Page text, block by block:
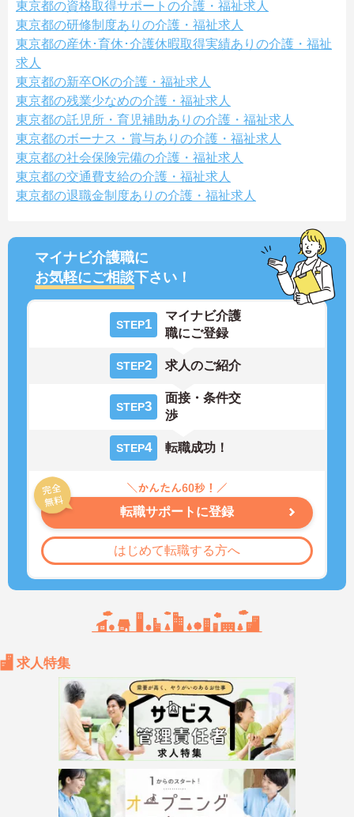
東京都の資格取得サポートの介護・福祉求人
東京都の研修制度ありの介護・福祉求人
東京都の産休･育休･介護休暇取得実績ありの介護・福祉
求人
東京都の新卒OKの介護・福祉求人
東京都の残業少なめの介護・福祉求人
東京都の託児所・育児補助ありの介護・福祉求人
東京都のボーナス・賞与ありの介護・福祉求人
東京都の社会保険完備の介護・福祉求人
東京都の交通費支給の介護・福祉求人
東京都の退職金制度ありの介護・福祉求人
マイナビ介護職に
お気軽にご相談下さい！
STEP1
マイナビ介護
職にご登録
STEP2 求人のご紹介
STEP3
面接・条件交
渉
STEP4 転職成功！
転職サポートに登録
はじめて転職する方へ
求人特集